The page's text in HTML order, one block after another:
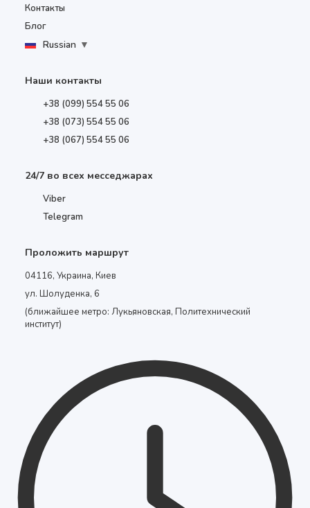
Контакты
Блог
Russian ▼
Наши контакты
+38 (099) 554 55 06
+38 (073) 554 55 06
+38 (067) 554 55 06
24/7 во всех месседжарах
Viber
Telegram
Проложить маршрут
04116, Украина, Киев
ул. Шолуденка, 6
(ближайшее метро: Лукьяновская, Политехнический
институт)